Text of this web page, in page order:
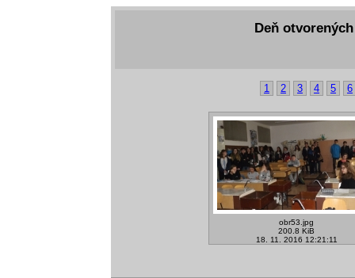
Deň
1 2 3 4 5 6
obr53.jpg
200.8 KiB
18. 11. 2016 12:21:11